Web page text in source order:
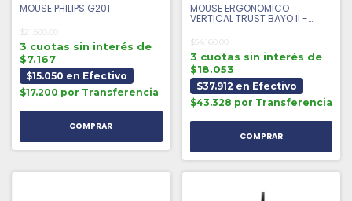
MOUSE PHILIPS G201
$21.500,00
3 cuotas sin interés de
$7.167
$15.050 en Efectivo
$17.200 por Transferencia
MOUSE ERGONOMICO
VERTICAL TRUST BAYO II -
$54.160,00
3 cuotas sin interés de
$18.053
$37.912 en Efectivo
$43.328 por Transferencia